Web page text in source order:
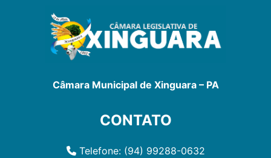
Câmara Municipal de Xinguara – PA
CONTATO
Telefone: (94) 99288-0632